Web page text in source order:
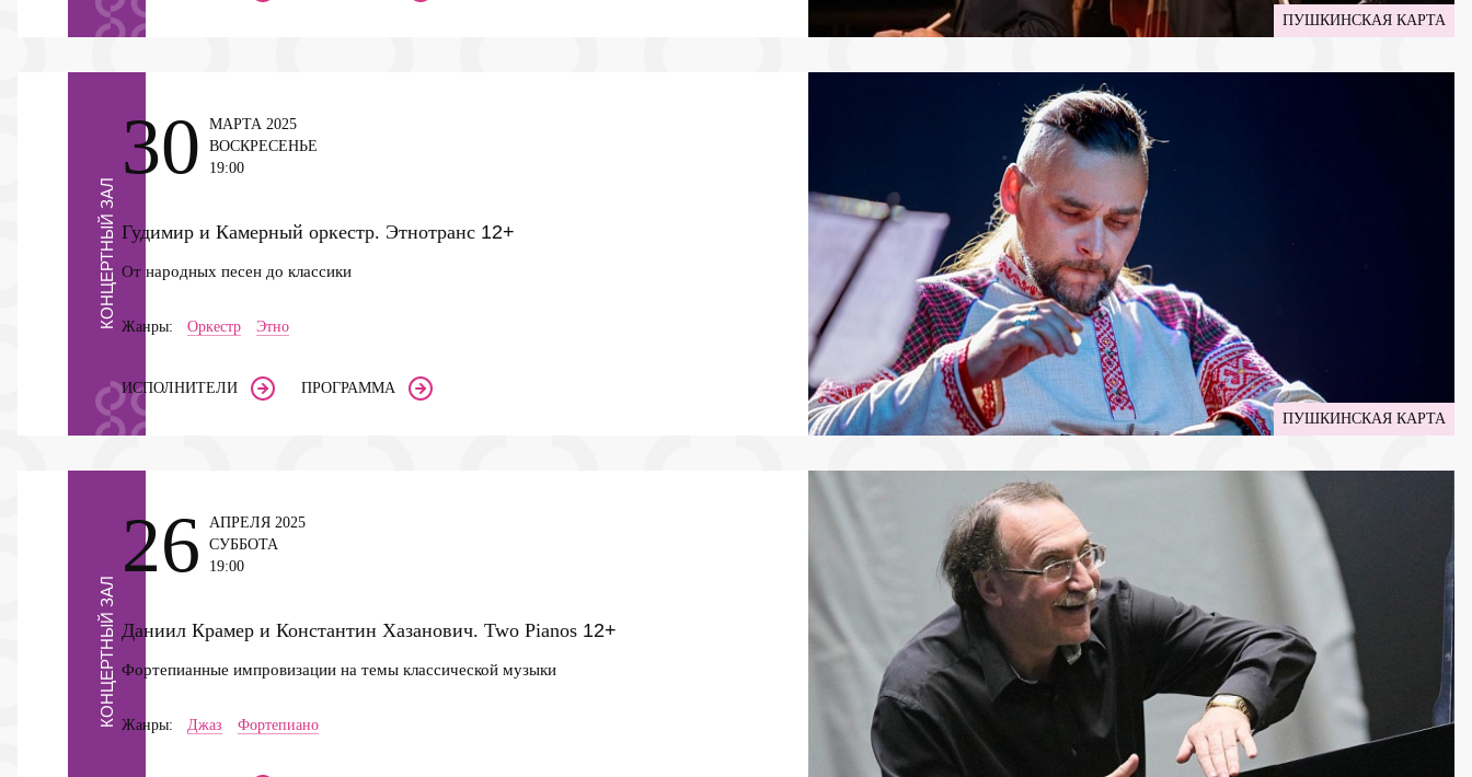
ПУШКИНСКАЯ КАРТА
КОНЦЕРТНЫЙ ЗАЛ
30
МАРТА 2025
ВОСКРЕСЕНЬЕ
19:00
Гудимир и Камерный оркестр. Этнотранс 12+
От народных песен до классики
Жанры: Оркестр Этно
ИСПОЛНИТЕЛИ
ПРОГРАММА
ПУШКИНСКАЯ КАРТА
КОНЦЕРТНЫЙ ЗАЛ
26
АПРЕЛЯ 2025
СУББОТА
19:00
Даниил Крамер и Константин Хазанович. Two Pianos 12+
Фортепианные импровизации на темы классической музыки
Жанры: Джаз Фортепиано